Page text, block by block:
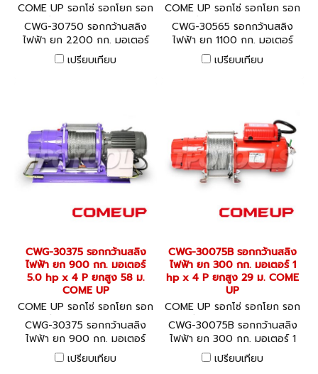
COME UP รอกโซ่ รอกโยก รอก
ถ่วง CWG-30750
CWG-30750 รอกกว้านสลิง
ไฟฟ้า ยก 2200 กก. มอเตอร์
7.5 hp x 4 P ยกสูง 97 ม.
COME UP
เปรียบเทียบ
COME UP รอกโซ่ รอกโยก รอก
ถ่วง CWG-30565
CWG-30565 รอกกว้านสลิง
ไฟฟ้า ยก 1100 กก. มอเตอร์
7.5 hp x 4 P ยกสูง 97 ม.
COME UP
เปรียบเทียบ
CWG-30375 รอกกว้านสลิง
ไฟฟ้า ยก 900 กก. มอเตอร์
5.0 hp x 4 P ยกสูง 58 ม.
COME UP
COME UP รอกโซ่ รอกโยก รอก
ถ่วง CWG-30375
CWG-30375 รอกกว้านสลิง
ไฟฟ้า ยก 900 กก. มอเตอร์
5.0 hp x 4 P ยกสูง 58 ม.
COME UP
เปรียบเทียบ
CWG-30075B รอกกว้านสลิง
ไฟฟ้า ยก 300 กก. มอเตอร์ 1
hp x 4 P ยกสูง 29 ม. COME
UP
COME UP รอกโซ่ รอกโยก รอก
ถ่วง CWG-30075B
CWG-30075B รอกกว้านสลิง
ไฟฟ้า ยก 300 กก. มอเตอร์ 1
hp x 4 P ยกสูง 29 ม. COME
UP
เปรียบเทียบ